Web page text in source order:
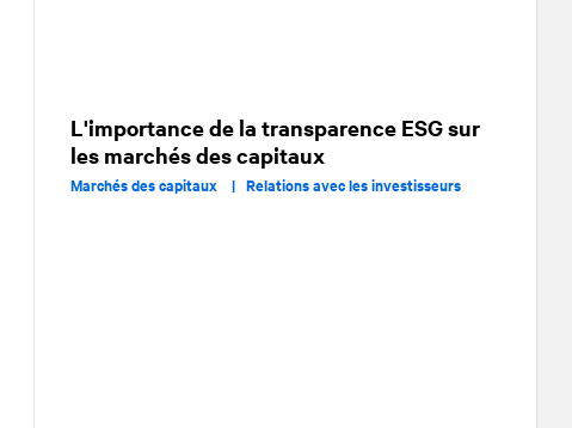
L'importance de la transparence ESG sur
les marchés des capitaux
Marchés des capitaux | Relations avec les investisseurs